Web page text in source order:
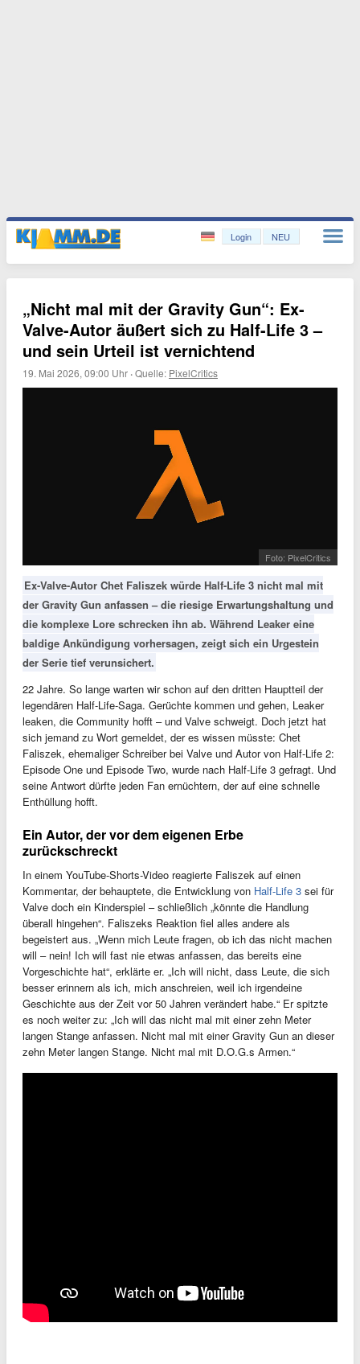
Login NEU
„Nicht mal mit der Gravity Gun“: Ex-
Valve-Autor äußert sich zu Half-Life 3 –
und sein Urteil ist vernichtend
19. Mai 2026, 09:00 Uhr ·Quelle: PixelCritics
Foto: PixelCritics
Ex-Valve-Autor Chet Faliszek würde Half-Life 3 nicht mal mit
der Gravity Gun anfassen – die riesige Erwartungshaltung und
die komplexe Lore schrecken ihn ab. Während Leaker eine
baldige Ankündigung vorhersagen, zeigt sich ein Urgestein
der Serie tief verunsichert.
22 Jahre. So lange warten wir schon auf den dritten Hauptteil der
legendären Half-Life-Saga. Gerüchte kommen und gehen, Leaker
leaken, die Community hofft – und Valve schweigt. Doch jetzt hat
sich jemand zu Wort gemeldet, der es wissen müsste: Chet
Faliszek, ehemaliger Schreiber bei Valve und Autor von Half-Life 2:
Episode One und Episode Two, wurde nach Half-Life 3 gefragt. Und
seine Antwort dürfte jeden Fan ernüchtern, der auf eine schnelle
Enthüllung hofft.
Ein Autor, der vor dem eigenen Erbe
zurückschreckt
In einem YouTube-Shorts-Video reagierte Faliszek auf einen
Kommentar, der behauptete, die Entwicklung von Half-Life 3 sei für
Valve doch ein Kinderspiel – schließlich „könnte die Handlung
überall hingehen“. Faliszeks Reaktion fiel alles andere als
begeistert aus. „Wenn mich Leute fragen, ob ich das nicht machen
will – nein! Ich will fast nie etwas anfassen, das bereits eine
Vorgeschichte hat“, erklärte er. „Ich will nicht, dass Leute, die sich
besser erinnern als ich, mich anschreien, weil ich irgendeine
Geschichte aus der Zeit vor 50 Jahren verändert habe.“ Er spitzte
es noch weiter zu: „Ich will das nicht mal mit einer zehn Meter
langen Stange anfassen. Nicht mal mit einer Gravity Gun an dieser
zehn Meter langen Stange. Nicht mal mit D.O.G.s Armen.“